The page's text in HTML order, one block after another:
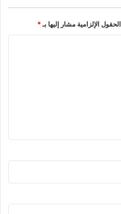
الحقول الإلزامية مشار إليها بـ*